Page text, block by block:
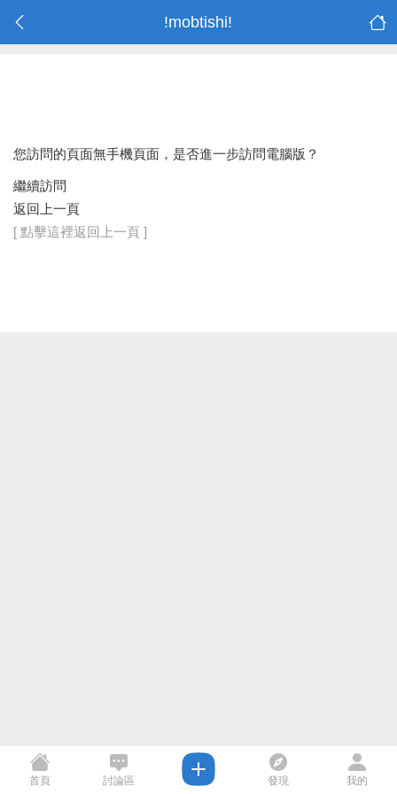
!mobtishi!
您訪問的頁面無手機頁面，是否進一步訪問電腦版？
繼續訪問
返回上一頁
[ 點擊這裡返回上一頁 ]
首頁 討論區 發現 我的